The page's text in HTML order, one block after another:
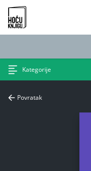
Hoću knjigu crni logo
Kategorije
Povratak